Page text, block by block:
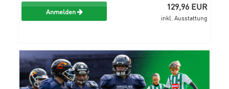
Anmelden 129,96 EUR
inkl. Ausstattung